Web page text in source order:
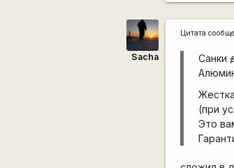
Sacha
Цитата
Санки
(при
Это